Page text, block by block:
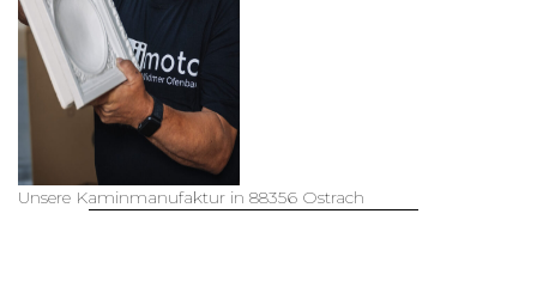
Unsere Kaminmanufaktur in 88356 Ostrach
kiimoto Kamine im
Fernsehinterview
mehr lesen...